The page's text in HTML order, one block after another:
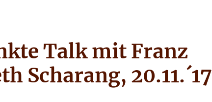
mit Prof. Dr. Harald Lesch, 19. Jänner 2019“
Talk mit Franz
Scharang, 20.11.´17